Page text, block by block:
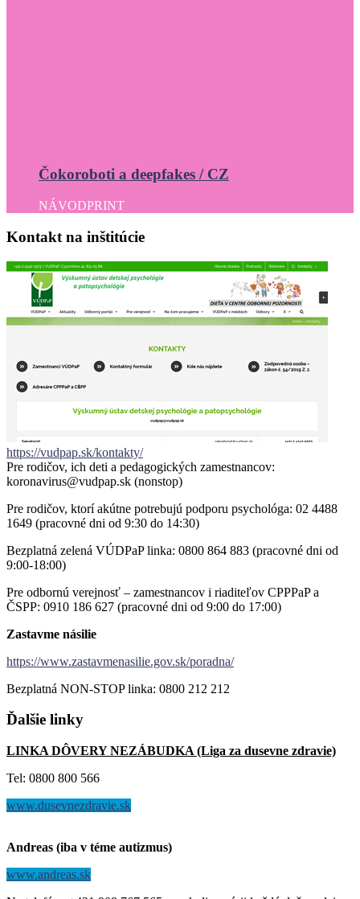
Čokoroboti a deepfakes / CZ
NÁVODPRINT
Kontakt na inštitúcie
https://vudpap.sk/kontakty/
Pre rodičov, ich deti a pedagogických zamestnancov:
koronavirus@vudpap.sk (nonstop)
Pre rodičov, ktorí akútne potrebujú podporu psychológa: 02 4488
1649 (pracovné dni od 9:30 do 14:30)
Bezplatná zelená VÚDPaP linka: 0800 864 883 (pracovné dni od
9:00-18:00)
Pre odbornú verejnosť – zamestnancov i riaditeľov CPPPaP a
ČSPP: 0910 186 627 (pracovné dni od 9:00 do 17:00)
Zastavme násilie
https://www.zastavmenasilie.gov.sk/poradna/
Bezplatná NON-STOP linka: 0800 212 212
Ďalšie linky
LINKA DÔVERY NEZÁBUDKA (Liga za dusevne zdravie)
Tel: 0800 800 566
www.dusevnezdravie.sk
Andreas (iba v téme autizmus)
www.andreas.sk